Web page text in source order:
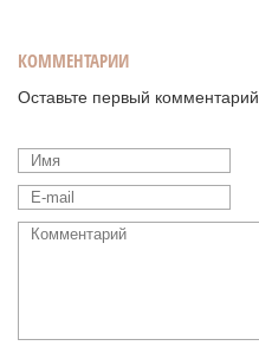
КОММЕНТАРИИ
Оставьте первый комментарий